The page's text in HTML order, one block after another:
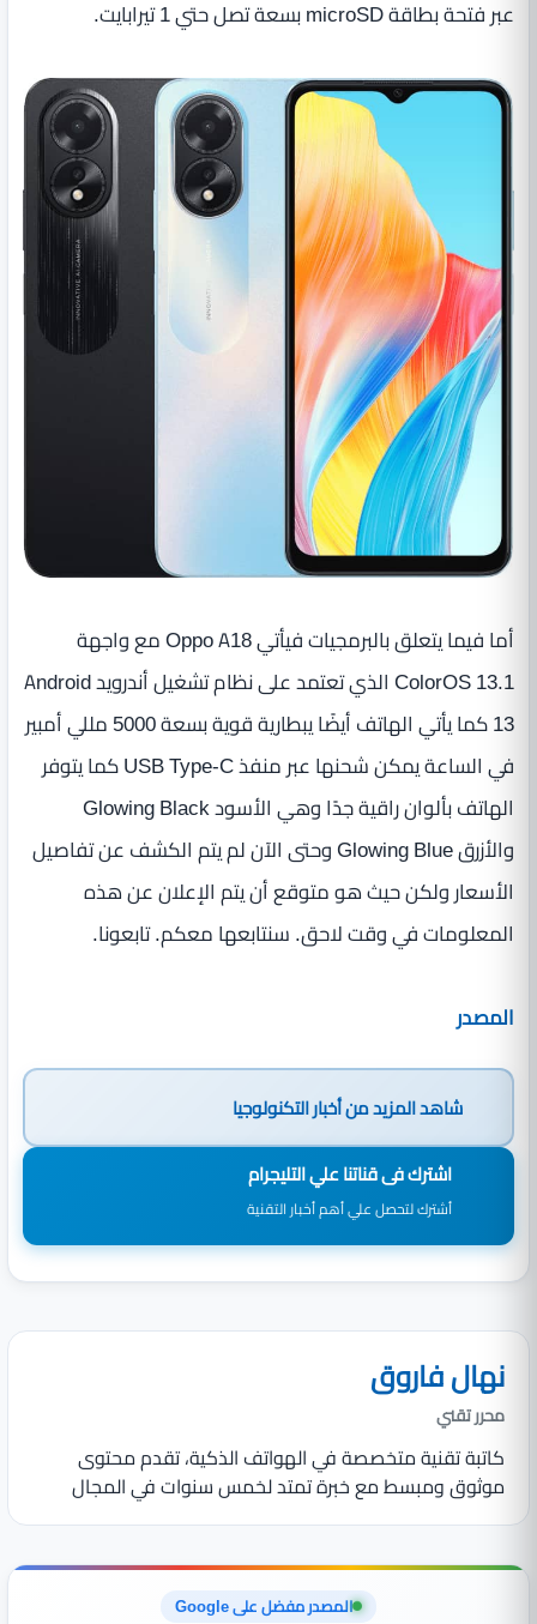
عبر فتحة بطاقة microSD بسعة تصل حتي 1 تيرابايت.
أما فيما يتعلق بالبرمجيات فيأتي Oppo A18 مع واجهة
ColorOS 13.1 الذي تعتمد على نظام تشغيل أندرويد Android
13 كما يأتي الهاتف أيضًا يبطارية قوية بسعة 5000 مللي أمبير
في الساعة يمكن شحنها عبر منفذ USB Type-C كما يتوفر
الهاتف بألوان راقية جدًا وهي الأسود Glowing Black
والأزرق Glowing Blue وحتى الآن لم يتم الكشف عن تفاصيل
الأسعار ولكن حيث هو متوقع أن يتم الإعلان عن هذه
المعلومات في وقت لاحق. سنتابعها معكم. تابعونا.
المصدر
شاهد المزيد منأخبار التكنولوجيا
اشترك فى قناتنا علي التليجرام
أشترك لتحصل علي أهم أخبار التقنية
نهال فاروق
محرر تقني
كاتبة تقنية متخصصة في الهواتف الذكية، تقدم محتوى
موثوق ومبسط مع خبرة تمتد لخمس سنوات في المجال
المصدر مفضل على Google